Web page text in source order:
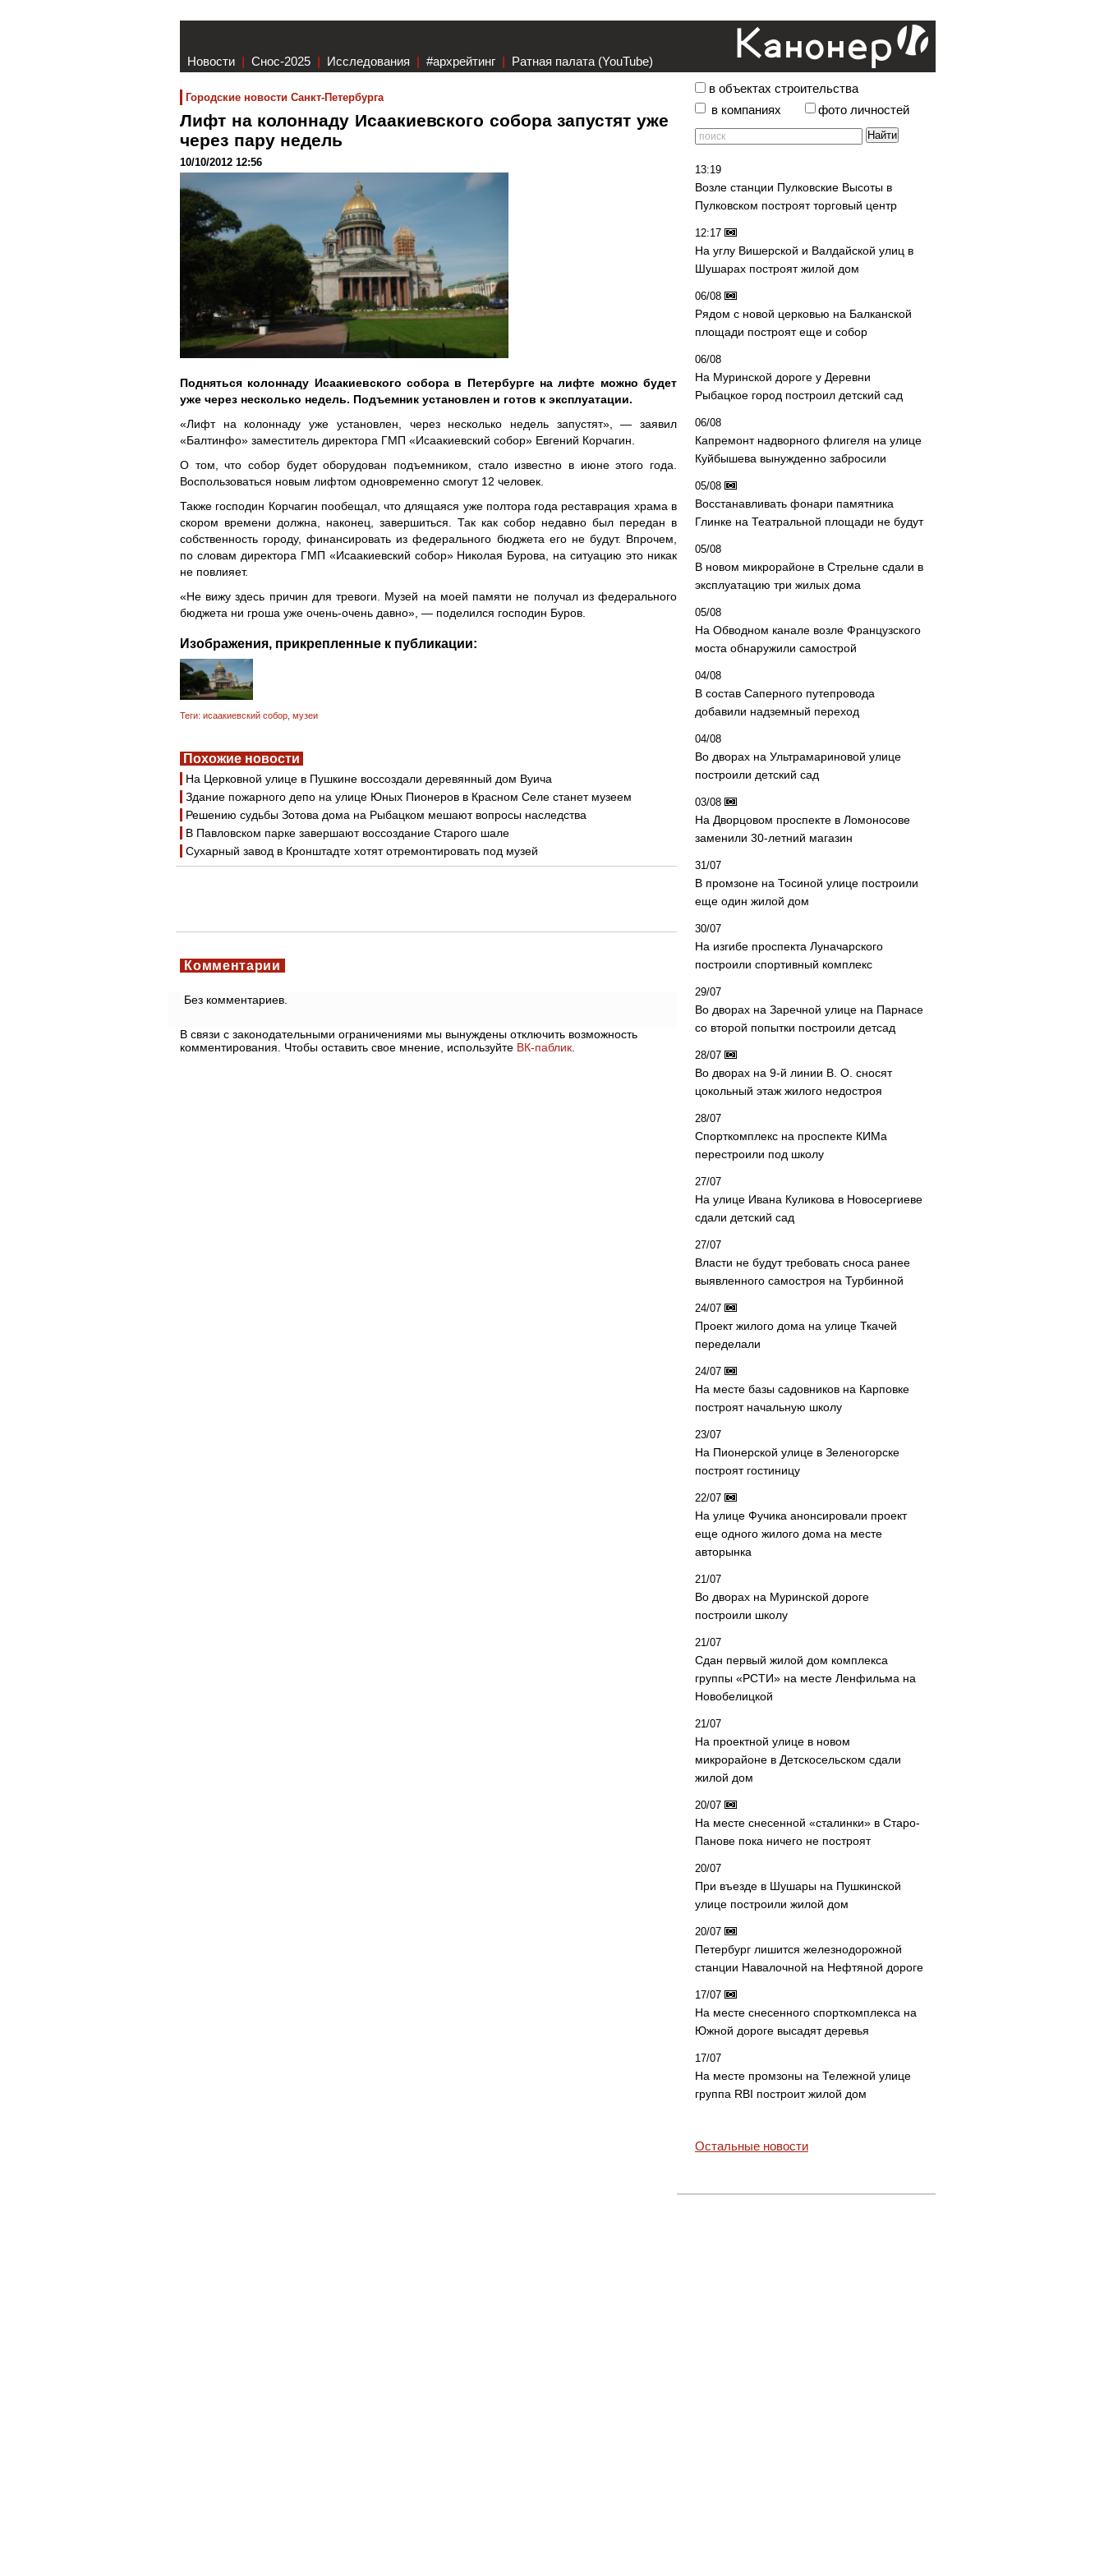
Новости | Снос-2025 | Исследования | #архрейтинг | Ратная палата (YouTube)
Городские новости Санкт-Петербурга
Лифт на колоннаду Исаакиевского собора запустят уже
через пару недель
10/10/2012 12:56
Подняться колоннаду Исаакиевского собора в Петербурге на лифте можно будет
уже через несколько недель. Подъемник установлен и готов к эксплуатации.
«Лифт на колоннаду уже установлен, через несколько недель запустят», — заявил
«Балтинфо» заместитель директора ГМП «Исаакиевский собор» Евгений Корчагин.
О том, что собор будет оборудован подъемником, стало известно в июне этого года.
Воспользоваться новым лифтом одновременно смогут 12 человек.
Также господин Корчагин пообещал, что длящаяся уже полтора года реставрация храма в
скором времени должна, наконец, завершиться. Так как собор недавно был передан в
собственность городу, финансировать из федерального бюджета его не будут. Впрочем,
по словам директора ГМП «Исаакиевский собор» Николая Бурова, на ситуацию это никак
не повлияет.
«Не вижу здесь причин для тревоги. Музей на моей памяти не получал из федерального
бюджета ни гроша уже очень-очень давно», — поделился господин Буров.
Изображения, прикрепленные к публикации:
Теги: исаакиевский собор музеи
Похожие новости
На Церковной улице в Пушкине воссоздали деревянный дом Вуича
Здание пожарного депо на улице Юных Пионеров в Красном Селе станет музеем
Решению судьбы Зотова дома на Рыбацком мешают вопросы наследства
В Павловском парке завершают воссоздание Старого шале
Сухарный завод в Кронштадте хотят отремонтировать под музей
Комментарии
Без комментариев.
В связи с законодательными ограничениями мы вынуждены отключить возможность
комментирования. Чтобы оставить свое мнение, используйте ВК-паблик
в объектах строительства
в компаниях
фото личностей
13:19
Возле станции Пулковские Высоты в
Пулковском построят торговый центр
12:17
На углу Вишерской и Валдайской улиц в
Шушарах построят жилой дом
06/08
Рядом с новой церковью на Балканской
площади построят еще и собор
06/08
На Муринской дороге у Деревни
Рыбацкое город построил детский сад
06/08
Капремонт надворного флигеля на улице
Куйбышева вынужденно забросили
05/08
Восстанавливать фонари памятника
Глинке на Театральной площади не будут
05/08
В новом микрорайоне в Стрельне сдали в
эксплуатацию три жилых дома
05/08
На Обводном канале возле Французского
моста обнаружили самострой
04/08
В состав Саперного путепровода
добавили надземный переход
04/08
Во дворах на Ультрамариновой улице
построили детский сад
03/08
На Дворцовом проспекте в Ломоносове
заменили 30-летний магазин
31/07
В промзоне на Тосиной улице построили
еще один жилой дом
30/07
На изгибе проспекта Луначарского
построили спортивный комплекс
29/07
Во дворах на Заречной улице на Парнасе
со второй попытки построили детсад
28/07
Во дворах на 9-й линии В. О. сносят
цокольный этаж жилого недостроя
28/07
Спорткомплекс на проспекте КИМа
перестроили под школу
27/07
На улице Ивана Куликова в Новосергиеве
сдали детский сад
27/07
Власти не будут требовать сноса ранее
выявленного самостроя на Турбинной
24/07
Проект жилого дома на улице Ткачей
переделали
24/07
На месте базы садовников на Карповке
построят начальную школу
23/07
На Пионерской улице в Зеленогорске
построят гостиницу
22/07
На улице Фучика анонсировали проект
еще одного жилого дома на месте
авторынка
21/07
Во дворах на Муринской дороге
построили школу
21/07
Сдан первый жилой дом комплекса
группы «РСТИ» на месте Ленфильма на
Новобелицкой
21/07
На проектной улице в новом
микрорайоне в Детскосельском сдали
жилой дом
20/07
На месте снесенной «сталинки» в Старо-
Панове пока ничего не построят
20/07
При въезде в Шушары на Пушкинской
улице построили жилой дом
20/07
Петербург лишится железнодорожной
станции Навалочной на Нефтяной дороге
17/07
На месте снесенного спорткомплекса на
Южной дороге высадят деревья
17/07
На месте промзоны на Тележной улице
группа RBI построит жилой дом
Остальные новости